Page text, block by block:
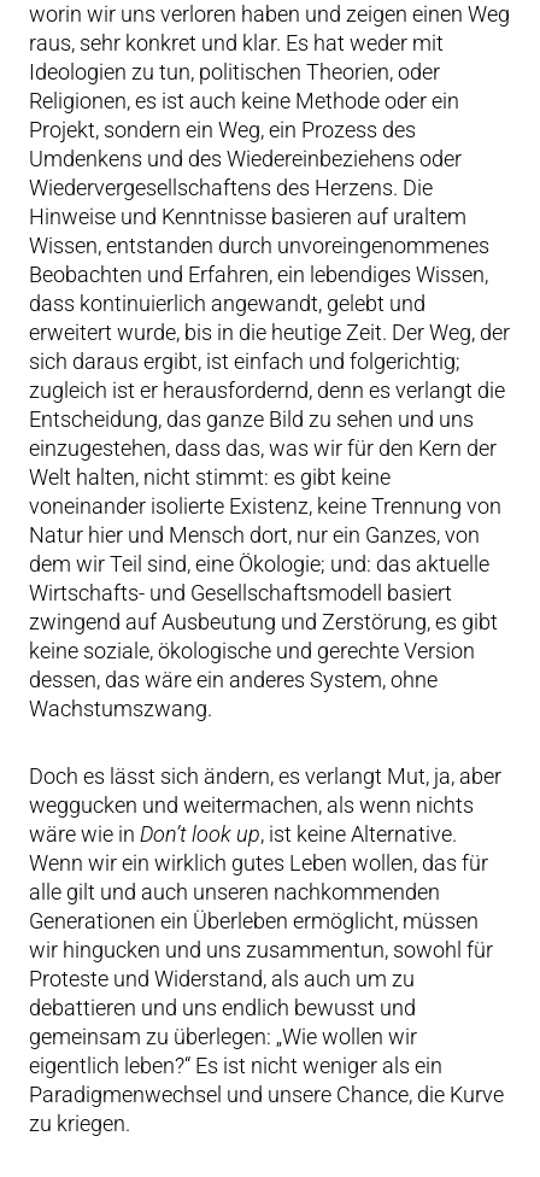
worin wir uns verloren haben und zeigen einen Weg
raus, sehr konkret und klar. Es hat weder mit
Ideologien zu tun, politischen Theorien, oder
Religionen, es ist auch keine Methode oder ein
Projekt, sondern ein Weg, ein Prozess des
Umdenkens und des Wiedereinbeziehens oder
Wiedervergesellschaftens des Herzens. Die
Hinweise und Kenntnisse basieren auf uraltem
Wissen, entstanden durch unvoreingenommenes
Beobachten und Erfahren, ein lebendiges Wissen,
dass kontinuierlich angewandt, gelebt und
erweitert wurde, bis in die heutige Zeit. Der Weg, der
sich daraus ergibt, ist einfach und folgerichtig;
zugleich ist er herausfordernd, denn es verlangt die
Entscheidung, das ganze Bild zu sehen und uns
einzugestehen, dass das, was wir für den Kern der
Welt halten, nicht stimmt: es gibt keine
voneinander isolierte Existenz, keine Trennung von
Natur hier und Mensch dort, nur ein Ganzes, von
dem wir Teil sind, eine Ökologie; und: das aktuelle
Wirtschafts- und Gesellschaftsmodell basiert
zwingend auf Ausbeutung und Zerstörung, es gibt
keine soziale, ökologische und gerechte Version
dessen, das wäre ein anderes System, ohne
Wachstumszwang.
Doch es lässt sich ändern, es verlangt Mut, ja, aber
weggucken und weitermachen, als wenn nichts
wäre wie in Don’t look up, ist keine Alternative.
Wenn wir ein wirklich gutes Leben wollen, das für
alle gilt und auch unseren nachkommenden
Generationen ein Überleben ermöglicht, müssen
wir hingucken und uns zusammentun, sowohl für
Proteste und Widerstand, als auch um zu
debattieren und uns endlich bewusst und
gemeinsam zu überlegen: „Wie wollen wir
eigentlich leben?“ Es ist nicht weniger als ein
Paradigmenwechsel und unsere Chance, die Kurve
zu kriegen.